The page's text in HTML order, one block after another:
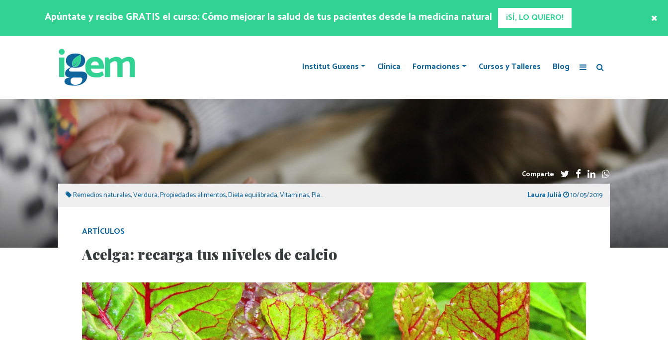
Apúntate y recibe GRATIS el curso: Cómo mejorar la salud de tus pacientes desde la medicina natural ¡SÍ, LO QUIERO!
Institut Guxens Clínica Formaciones Cursos y Talleres Blog
Comparte
Remedios naturales,Verdura,Propiedades alimentos,Dieta equilibrada,Vitaminas,Plantas medicinales Laura Julià 10/05/2019
ARTÍCULOS
Acelga: recarga tus niveles de calcio